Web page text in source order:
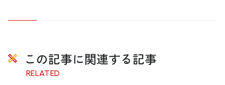
この記事に関連する記事
RELATED